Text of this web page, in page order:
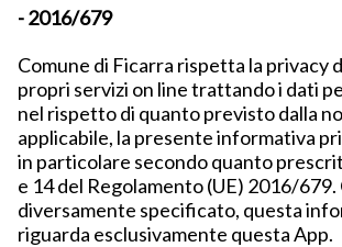
- 2016/679
Comune di Ficarra rispetta la privacy
propri servizi on line trattando i dati
nel rispetto di quanto previsto dalla
applicabile, la presente informativa
in particolare secondo quanto
e 14 del Regolamento (UE) 2016/679.
diversamente specificato, questa
riguarda esclusivamente questa App.